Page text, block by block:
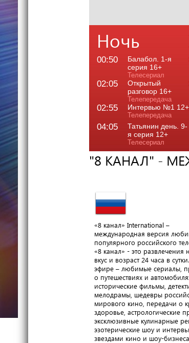
Ночь
00:50
Балабол. 1-я
серия 16+
Телесериал
02:05
Открытый
разговор 16+
Телепередача
02:55 Интервью №1 12+
Телепередача
04:05
Татьянин день. 9-
я серия 12+
Телесериал
"8 КАНАЛ" -
«8 канал» International –
международная версия
популярного российского
«8 канал» - это развлечения
вкус и возраст 24 часа в
эфире – любимые сериалы,
о путешествиях и
исторические фильмы,
мелодрамы, шедевры
мирового кино, передачи о
здоровье, астрологические
эксклюзивные кулинарные
эзотерические шоу и
звездами кино и шоу-